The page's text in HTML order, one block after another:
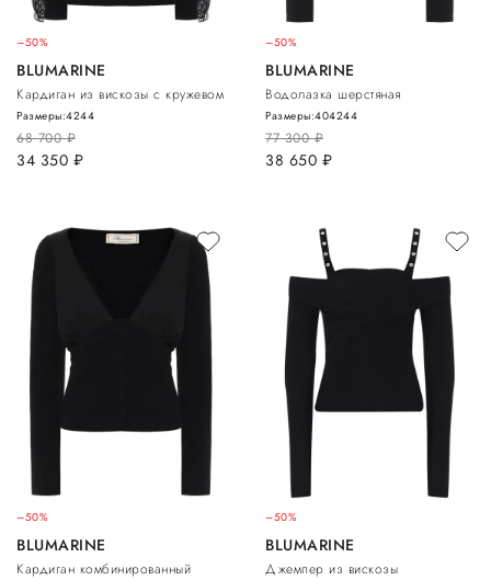
–50%
BLUMARINE
Кардиган из вискозы с кружевом
68 700руб.
34 350 руб.
Размеры:4244
–50%
BLUMARINE
Водолазка шерстяная
77 300руб.
38 650 руб.
Размеры:404244
–50%
BLUMARINE
Кардиган комбинированный
–50%
BLUMARINE
Джемпер из вискозы